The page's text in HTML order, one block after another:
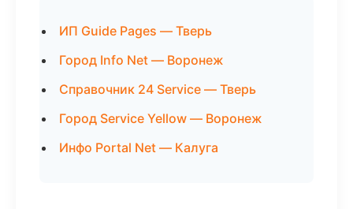
ИП Guide Pages — Тверь
Город Info Net — Воронеж
Справочник 24 Service — Тверь
Город Service Yellow — Воронеж
Инфо Portal Net — Калуга